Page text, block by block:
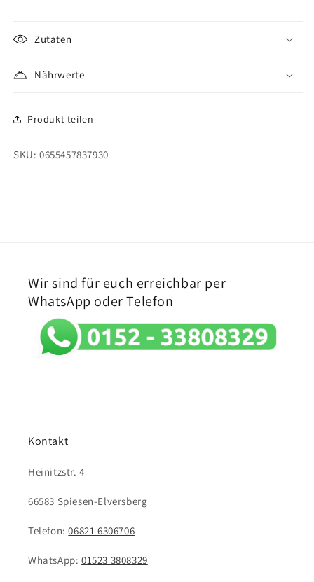
Zutaten
Nährwerte
Produkt teilen
SKU: 0655457837930
Wir sind für euch erreichbar per
WhatsApp oder Telefon
Kontakt
Heinitzstr. 4
66583 Spiesen-Elversberg
Telefon:06821 6306706
WhatsApp: 01523 3808329